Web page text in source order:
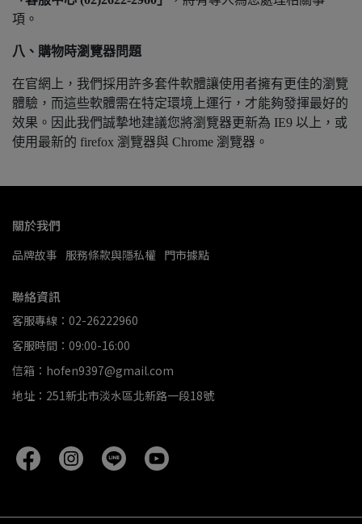
項。
八、購物時瀏覽器問題
在官網上，我們採用許多套件軟體讓使用者擁有更佳的瀏覽
體驗，而這些軟體需在特定環境上運行，才能夠發揮最好的
效果。因此我們誠摯地建議您將瀏覽器更新為 IE9 以上，或
使用最新的 firefox 瀏覽器與 Chrome 瀏覽器。
關於我們
品牌故事 服務條款與隱私權 門市據點
聯絡資訊
客服專線：02-26222960
客服時間：09:00-16:00
信箱：hofen9397@gmail.com
地址：251新北市淡水區北新路一段18號